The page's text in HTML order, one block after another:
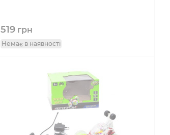
519грн
Немає в наявності